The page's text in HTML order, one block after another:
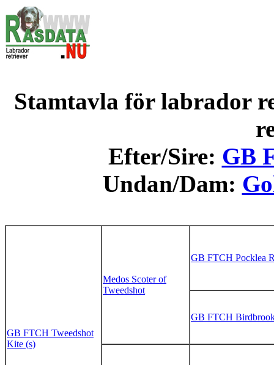
Stamtavla för labrador
Efter/Sire: GB
Undan/Dam:
GB FTCH Tweedshot
Kite (s)
Medos Scoter of
Tweedshot
GB FTCH Pocklea
GB FTCH